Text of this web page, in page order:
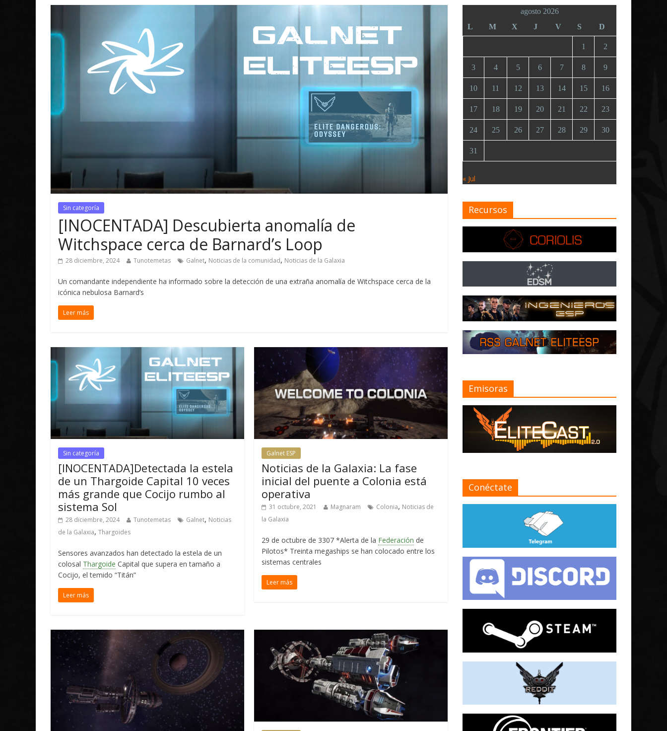
Sin categoría
[INOCENTADA] Descubierta anomalía de
Witchspace cerca de Barnard’s Loop
28 diciembre, 2024 Tunotemetas Galnet, Noticias de la comunidad, Noticias de la Galaxia
Un comandante independiente ha informado sobre la detección de una extraña anomalía de Witchspace cerca de la
icónica nebulosa Barnard’s
Leer más
Sin categoría
[INOCENTADA]Detectada la estela
de un Thargoide Capital 10 veces
más grande que Cocijo rumbo al
sistema Sol
28 diciembre, 2024 Tunotemetas Galnet, Noticias
de la Galaxia, Thargoides
Sensores avanzados han detectado la estela de un
colosal Thargoide Capital que supera en tamaño a
Cocijo, el temido “Titán”
Leer más
Galnet ESP
Noticias de la Galaxia: La fase
inicial del puente a Colonia está
operativa
31 octubre, 2021 Magnaram Colonia, Noticias de
la Galaxia
29 de octubre de 3307 *Alerta de la Federación de
Pilotos* Treinta megaships se han colocado entre los
sistemas centrales
Leer más
agosto 2026
L
M X J V S D
1 2
3 4 5 6 7 8 9
10 11 12 13 14 15 16
17 18 19 20 21 22 23
24 25 26 27 28 29 30
31
« Jul
Recursos
Emisoras
Conéctate